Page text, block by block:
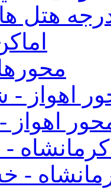
هتل
اهواز -
اهواز
-
-